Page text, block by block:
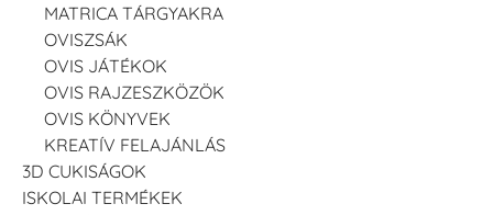
MATRICA TÁRGYAKRA
OVISZSÁK
OVIS JÁTÉKOK
OVIS RAJZESZKÖZÖK
OVIS KÖNYVEK
KREATÍV FELAJÁNLÁS
3D CUKISÁGOK
ISKOLAI TERMÉKEK